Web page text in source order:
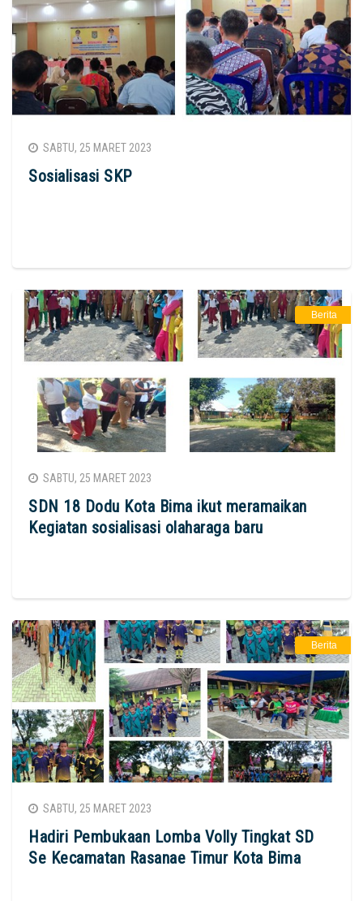
SABTU, 25 MARET 2023
Sosialisasi SKP
Berita
SABTU, 25 MARET 2023
SDN 18 Dodu Kota Bima ikut meramaikan
Kegiatan sosialisasi olaharaga baru
Berita
SABTU, 25 MARET 2023
Hadiri Pembukaan Lomba Volly Tingkat SD
Se Kecamatan Rasanae Timur Kota Bima